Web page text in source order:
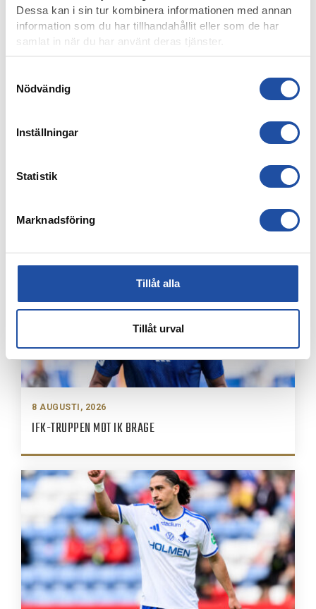
Dessa kan i sin tur kombinera informationen med annan
information som du har tillhandahållit eller som de har
samlat in när du har använt deras tjänster.
Nödvändig
Inställningar
Statistik
Marknadsföring
Tillåt alla
Tillåt urval
NOELS STORA SHOW I 3-0-SEGERN – “OTROLIG KÄNSLA
8 AUGUSTI, 2026
IFK-TRUPPEN MOT IK BRAGE